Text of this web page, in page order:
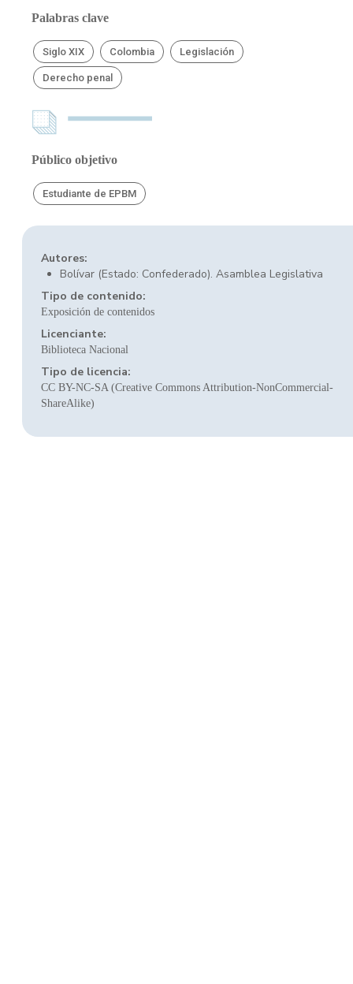
Palabras clave
Siglo XIX Colombia Legislación
Derecho penal
Público objetivo
Estudiante de EPBM
Autores:
Bolívar (Estado: Confederado). Asamblea Legislativa
Tipo de contenido:
Exposición de contenidos
Licenciante:
Biblioteca Nacional
Tipo de licencia:
CC BY-NC-SA (Creative Commons Attribution-NonCommercial-
ShareAlike)